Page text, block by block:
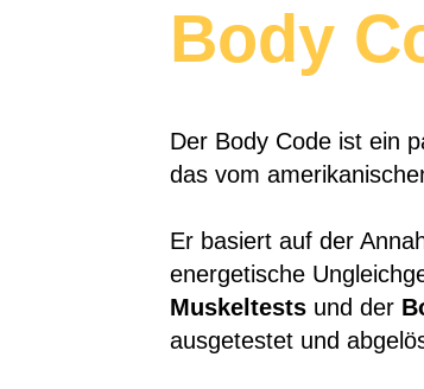
Body
Der Body Code ist ein
das vom
Er basiert auf der
energetische
Muskeltests und der
ausgetestet und